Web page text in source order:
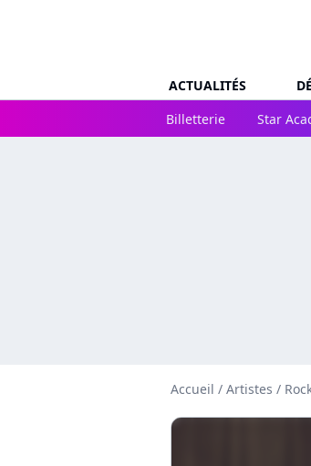
ACTUALITÉS
Billetterie
Star
Accueil / Artistes /